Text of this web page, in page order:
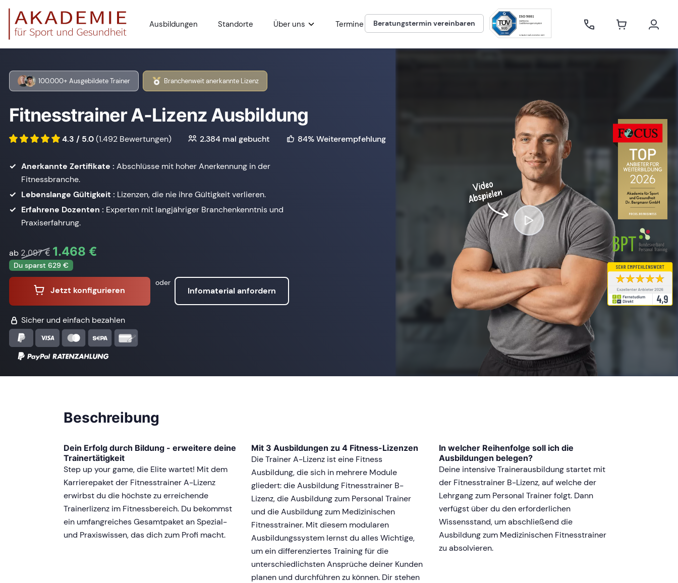
Ausbildungen Standorte Über uns Termine Beratungstermin vereinbaren
100.000+ Ausgebildete Trainer Branchenweit anerkannte Lizenz
Fitnesstrainer A-Lizenz Ausbildung
4.3 / 5.0(1.492 Bewertungen) 2.384 mal gebucht 84% Weiterempfehlung
Anerkannte Zertifikate : Abschlüsse mit hoher Anerkennung in der
Fitnessbranche.
Lebenslange Gültigkeit : Lizenzen, die nie ihre Gültigkeit verlieren.
Erfahrene Dozenten : Experten mit langjähriger Branchenkenntnis und
Praxiserfahrung.
ab 2.097 € 1.468 €
Du sparst 629 €
Jetzt konfigurieren
oder
Infomaterial anfordern
Sicher und einfach bezahlen
Beschreibung
Dein Erfolg durch Bildung - erweitere deine
Trainertätigkeit
Step up your game, die Elite wartet! Mit dem
Karrierepaket der Fitnesstrainer A-Lizenz
erwirbst du die höchste zu erreichende
Trainerlizenz im Fitnessbereich. Du bekommst
ein umfangreiches Gesamtpaket an Spezial-
und Praxiswissen, das dich zum Profi macht.
Mit 3 Ausbildungen zu 4 Fitness-Lizenzen
Die Trainer A-Lizenz ist eine Fitness
Ausbildung, die sich in mehrere Module
gliedert: die Ausbildung Fitnesstrainer B-
Lizenz, die Ausbildung zum Personal Trainer
und die Ausbildung zum Medizinischen
Fitnesstrainer. Mit diesem modularen
Ausbildungssystem lernst du alles Wichtige,
um ein differenziertes Training für die
unterschiedlichsten Ansprüche deiner Kunden
planen und durchführen zu können. Dir stehen
In welcher Reihenfolge soll ich die
Ausbildungen belegen?
Deine intensive Trainerausbildung startet mit
der Fitnesstrainer B-Lizenz, auf welche der
Lehrgang zum Personal Trainer folgt. Dann
verfügst über du den erforderlichen
Wissensstand, um abschließend die
Ausbildung zum Medizinischen Fitnesstrainer
zu absolvieren.